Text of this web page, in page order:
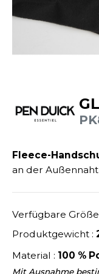
HALES
Fleece-
an der
Verfügbare
Produktgewicht :
Material : 100 %
Mit Ausnahme